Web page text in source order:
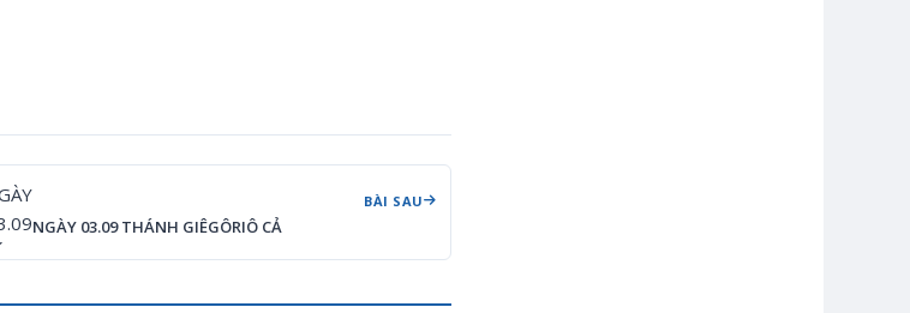
BÀI SAU
NGÀY 03.09 THÁNH GIÊGÔRIÔ CẢ